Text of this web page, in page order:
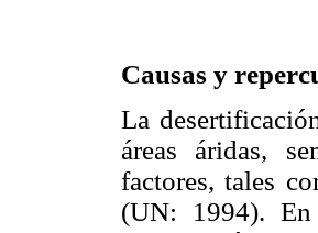
Causas y
La
áreas áridas,
factores, tales
(UN: 1994). En